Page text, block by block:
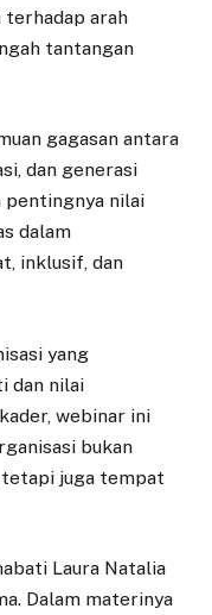
terhadap arah
tantangan
gagasan antara
dan generasi
pentingnya nilai
dalam
inklusif, dan
yang
dan nilai
webinar ini
bukan
juga tempat
Laura Natalia
Dalam materinya